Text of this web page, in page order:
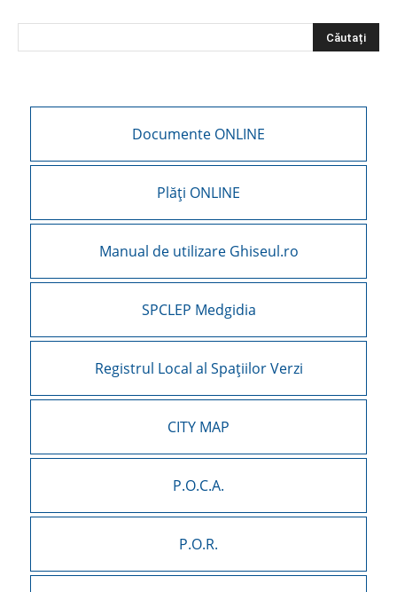
Documente ONLINE
Plăți ONLINE
Manual de utilizare Ghiseul.ro
SPCLEP Medgidia
Registrul Local al Spațiilor Verzi
CITY MAP
P.O.C.A.
P.O.R.